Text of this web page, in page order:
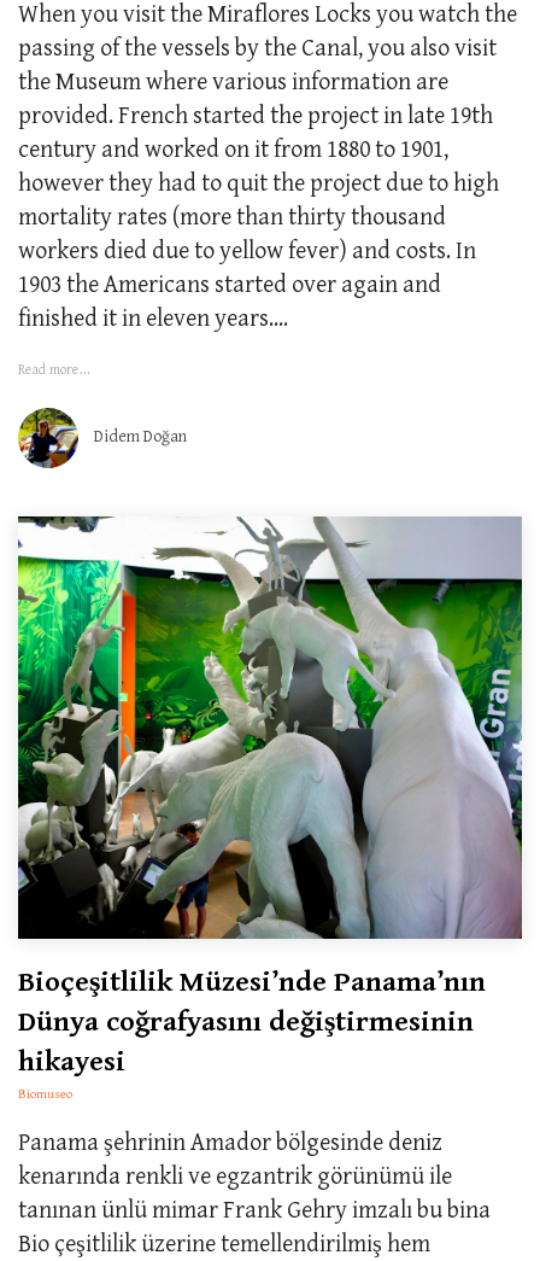
When you visit the Miraflores Locks you watch the
passing of the vessels by the Canal, you also visit
the Museum where various information are
provided. French started the project in late 19th
century and worked on it from 1880 to 1901,
however they had to quit the project due to high
mortality rates (more than thirty thousand
workers died due to yellow fever) and costs. In
1903 the Americans started over again and
finished it in eleven years....
Read more...
Didem Doğan
Bioçeşitlilik Müzesi’nde Panama’nın
Dünya coğrafyasını değiştirmesinin
hikayesi
Biomuseo
Panama şehrinin Amador bölgesinde deniz
kenarında renkli ve egzantrik görünümü ile
tanınan ünlü mimar Frank Gehry imzalı bu bina
Bio çeşitlilik üzerine temellendirilmiş hem